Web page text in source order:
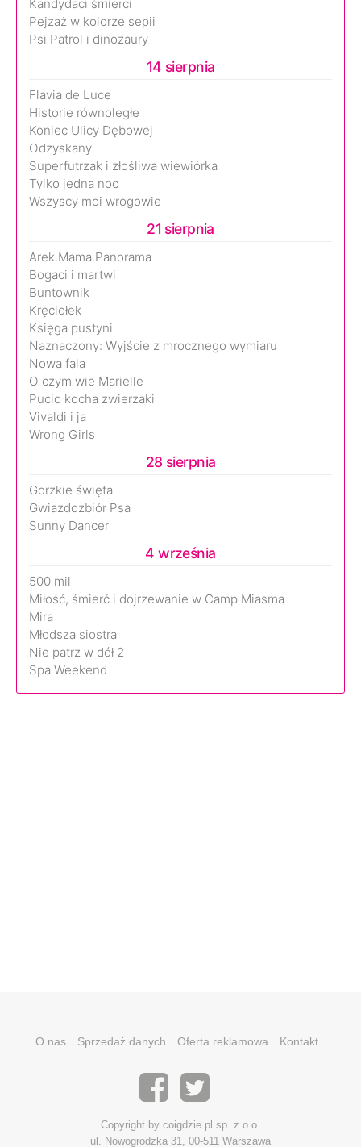
Kandydaci śmierci
Pejzaż w kolorze sepii
Psi Patrol i dinozaury
14 sierpnia
Flavia de Luce
Historie równoległe
Koniec Ulicy Dębowej
Odzyskany
Superfutrzak i złośliwa wiewiórka
Tylko jedna noc
Wszyscy moi wrogowie
21 sierpnia
Arek.Mama.Panorama
Bogaci i martwi
Buntownik
Kręciołek
Księga pustyni
Naznaczony: Wyjście z mrocznego wymiaru
Nowa fala
O czym wie Marielle
Pucio kocha zwierzaki
Vivaldi i ja
Wrong Girls
28 sierpnia
Gorzkie święta
Gwiazdozbiór Psa
Sunny Dancer
4 września
500 mil
Miłość, śmierć i dojrzewanie w Camp Miasma
Mira
Młodsza siostra
Nie patrz w dół 2
Spa Weekend
O nas Sprzedaż danych Oferta reklamowa Kontakt
Copyright by coigdzie.pl sp. z o.o.
ul. Nowogrodzka 31, 00-511 Warszawa